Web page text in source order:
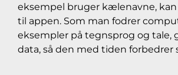
eksempel bruger kælenavne,
til appen. Som man fodrer
eksempler på tegnsprog og tale,
data, så den med tiden forbedrer